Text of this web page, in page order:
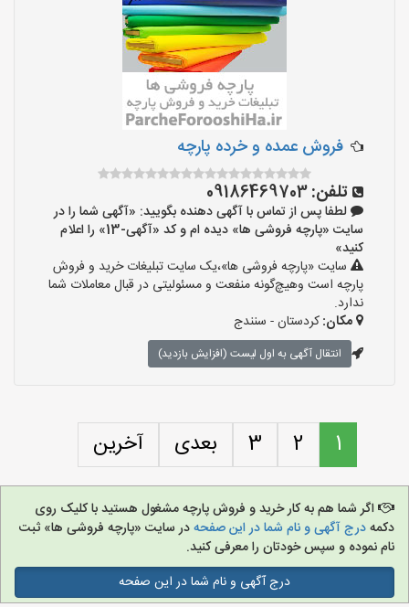
فروش عمده و خرده پارچه
تلفن:09186469703
لطفا پس از تماس با آگهی دهنده بگویید: «آگهی شما را در
سایت «پارچه فروشی ها» دیده ام و کد «آگهی-13» را اعلام
کنید»
سایت «پارچه فروشی ها»،یک سایت تبلیغات خرید و فروش
پارچه است وهیچ‌گونه منفعت و مسئولیتی در قبال معاملات شما
ندارد.
مکان:کردستان - سنندج
انتقال آگهی به اول لیست (افزایش بازدید)
1
2
3 بعدی آخرین
اگر شما هم به کار خرید و فروش پارچه مشغول هستید با کلیک روی
دکمهدرج آگهی و نام شما در این صفحهدر سایت «پارچه فروشی ها» ثبت
نام نموده و سپس خودتان را معرفی کنید.
درج آگهی و نام شما در این صفحه